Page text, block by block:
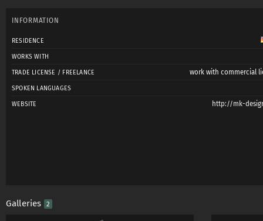
meinem
INFORMATION
RESIDENCE
WORKS WITH
TRADE LICENSE / FREELANCE work with commercial
SPOKEN LANGUAGES
WEBSITE http://mk-
Galleries 2